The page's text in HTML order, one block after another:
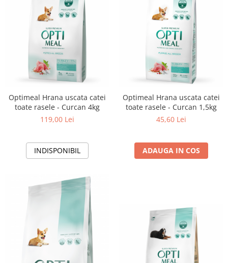
Optimeal Hrana uscata catei
toate rasele - Curcan 4kg
119,00 Lei
INDISPONIBIL
Optimeal Hrana uscata catei
toate rasele - Curcan 1,5kg
45,60 Lei
ADAUGA IN COS